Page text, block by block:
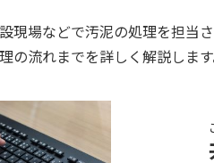
現場などで汚泥の処理を担当
の流れまでを詳しく解説します